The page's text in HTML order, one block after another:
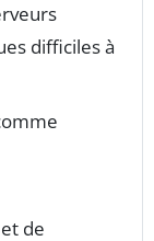
difficiles à
et de